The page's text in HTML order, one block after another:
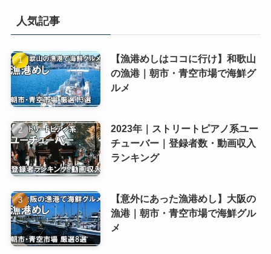
人気記事
【漁港めしはココに行け】和歌山
の漁港｜朝市・青空市場で海鮮グ
ルメ
2023年｜ストリートピアノ系ユー
チューバー｜登録者数・動画収入
ランキング
【意外にあった漁港めし】大阪の
漁港｜朝市・青空市場で海鮮グル
メ